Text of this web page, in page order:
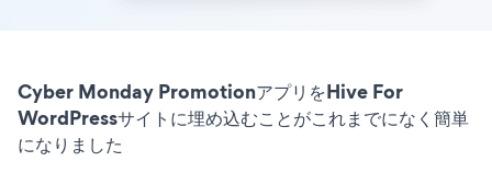
Cyber Monday PromotionアプリをHive For
WordPressサイトに埋め込むことがこれまでになく簡単
になりました